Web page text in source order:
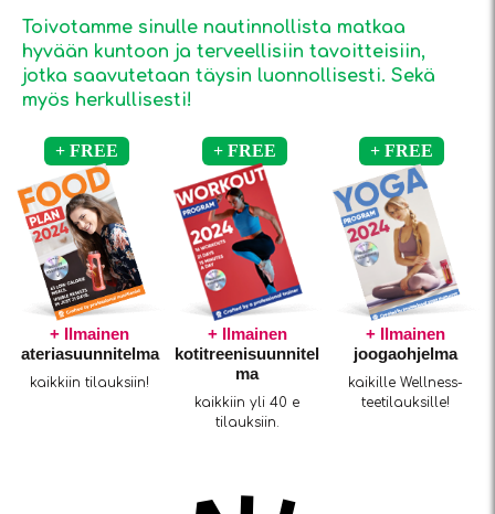
Toivotamme sinulle nautinnollista matkaa
hyvään kuntoon ja terveellisiin tavoitteisiin,
jotka saavutetaan täysin luonnollisesti. Sekä
myös herkullisesti!
+ Ilmainen
ateriasuunnitelma
kaikkiin tilauksiin!
+ Ilmainen
kotitreenisuunnitel
ma
kaikkiin yli 40 e
tilauksiin.
+ Ilmainen
joogaohjelma
kaikille Wellness-
teetilauksille!